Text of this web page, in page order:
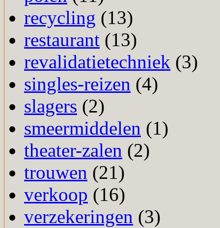
recycling (13)
restaurant (13)
revalidatietechniek (3)
singles-reizen (4)
slagers (2)
smeermiddelen (1)
theater-zalen (2)
trouwen (21)
verkoop (16)
verzekeringen (3)